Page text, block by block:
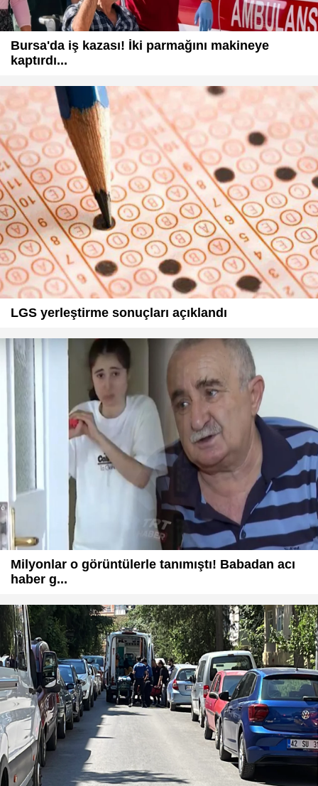
Bursa'da iş kazası! İki parmağını makineye
kaptırdı...
LGS yerleştirme sonuçları açıklandı
Milyonlar o görüntülerle tanımıştı! Babadan acı
haber g...